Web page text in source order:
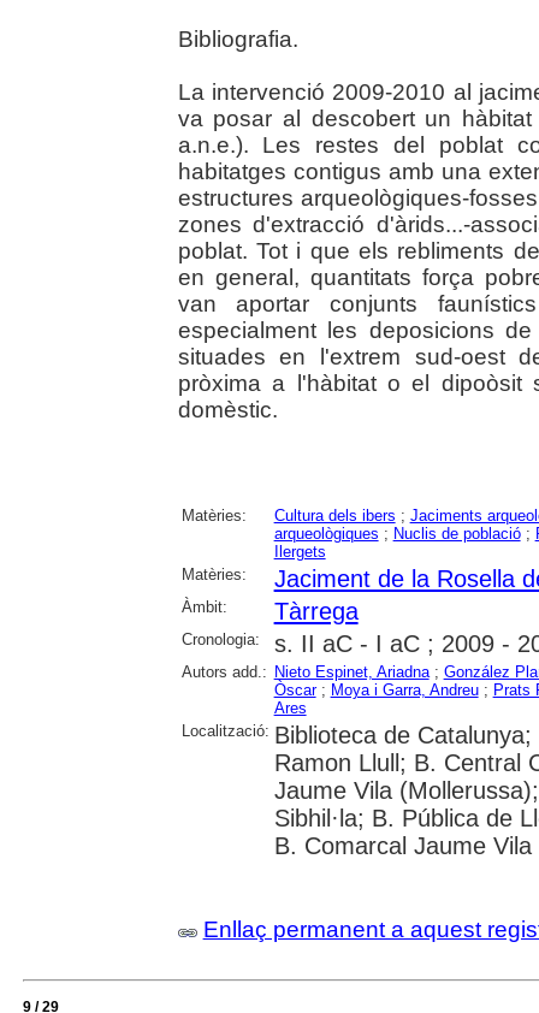
Bibliografia.
La intervenció 2009-2010 al
va posar al descobert un
a.n.e.). Les restes del poblat
habitatges contigus amb una
estructures arqueològiques-
zones d'extracció d'àrids...-
poblat. Tot i que els rebliments
en general, quantitats força
van aportar conjunts
especialment les deposicions
situades en l'extrem sud-oest
pròxima a l'hàbitat o el dipoòsit
domèstic.
Matèries: Cultura dels ibers ; Jaciments
arqueològiques ; Nuclis de població;
Ilergets
Matèries:
Jaciment de la Rosella
Àmbit: Tàrrega
Cronologia: s. II aC - I aC ; 2009 -
Autors add.: Nieto Espinet, Ariadna; González
Òscar; Moya i Garra, Andreu; Prats
Ares
Localització: Biblioteca de
Ramon Llull; B. Central
Jaume Vila
Sibhil·la; B. Pública de
B. Comarcal Jaume
Enllaç permanent a aquest
9 / 29